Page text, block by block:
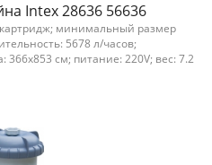
Intex 28636 56636
минимальный размер
5678 л/часов;
см; питание: 220V; вес: 7.2